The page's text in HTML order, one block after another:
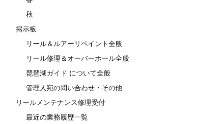
秋
掲示板
リール＆ルアーリペイント全般
リール修理＆オーバーホール全般
琵琶湖ガイド について全般
管理人宛の問い合わせ・その他
リールメンテナンス修理受付
最近の業務履歴一覧